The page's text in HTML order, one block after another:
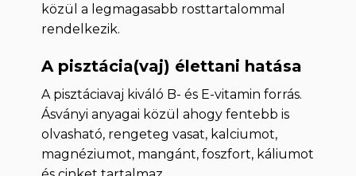
közül a legmagasabb rosttartalommal
rendelkezik.
A pisztácia(vaj) élettani hatása
A pisztáciavaj kiváló B- és E-vitamin forrás.
Ásványi anyagai közül ahogy fentebb is
olvasható, rengeteg vasat, kalciumot,
magnéziumot, mangánt, foszfort, káliumot